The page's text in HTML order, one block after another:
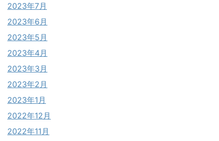
2023年7月
2023年6月
2023年5月
2023年4月
2023年3月
2023年2月
2023年1月
2022年12月
2022年11月